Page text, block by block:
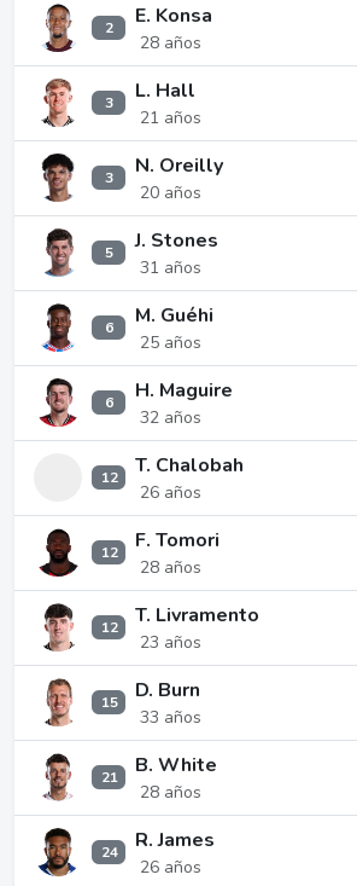
2 E. Konsa
28 años
3 L. Hall
21 años
3 N. Oreilly
20 años
5 J. Stones
31 años
6 M. Guéhi
25 años
6 H. Maguire
32 años
12 T. Chalobah
26 años
12 F. Tomori
28 años
12 T. Livramento
23 años
15 D. Burn
33 años
21 B. White
28 años
24 R. James
26 años